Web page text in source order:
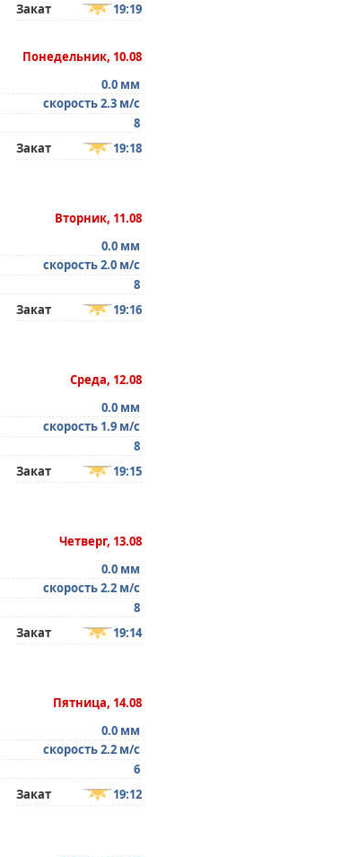
Закат 19:19
Понедельник, 10.08
0.0 мм
скорость 2.3 м/с
8
Закат 19:18
Вторник, 11.08
0.0 мм
скорость 2.0 м/с
8
Закат 19:16
Среда, 12.08
0.0 мм
скорость 1.9 м/с
8
Закат 19:15
Четверг, 13.08
0.0 мм
скорость 2.2 м/с
8
Закат 19:14
Пятница, 14.08
0.0 мм
скорость 2.2 м/с
6
Закат 19:12